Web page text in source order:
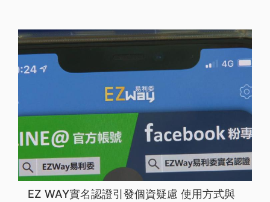
EZ WAY實名認證引發個資疑慮 使用方式與